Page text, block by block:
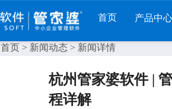
首页 产品中心
管家婆分销ERP A8 管家婆服装DRP
首页 > 新闻动态 > 新闻详情
杭州管家婆软件 |
程详解